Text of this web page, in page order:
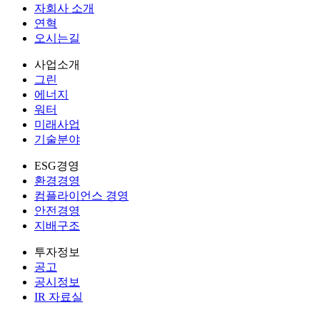
자회사 소개
연혁
오시는길
사업소개
그린
에너지
워터
미래사업
기술분야
ESG경영
환경경영
컴플라이언스 경영
안전경영
지배구조
투자정보
공고
공시정보
IR 자료실